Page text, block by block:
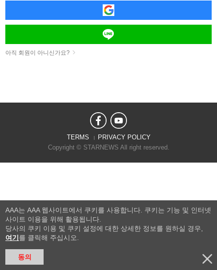
아직 회원이 아니신가요?
TERMS
PRIVACY POLICY
Copyright © STARNEWS All right reserved.
AAA는 AAA 웹사이트에서 쿠키를 사용합니다. 쿠키는 기능 및 인터넷
사이트 이용을 위해 활용됩니다.
당사의 쿠키 이용 및 쿠키 설정에 대한 상세한 정보를 원하실 경우,
여기 를 클릭해 주십시오.
동의